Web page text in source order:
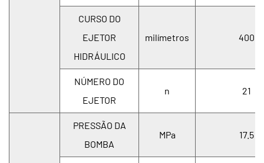
CURSO DO
EJETOR
HIDRÁULICO
milímetros 400
NÚMERO DO
EJETOR
n 21
PRESSÃO DA
BOMBA
MPa 17.5